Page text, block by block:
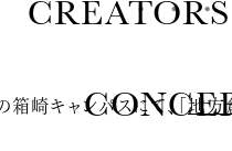
崎キャンパスにて、「地方